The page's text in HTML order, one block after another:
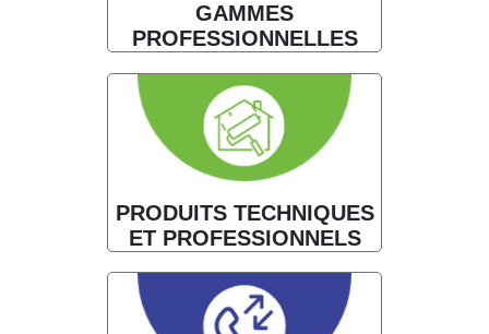
GAMMES
PROFESSIONNELLES
PRODUITS TECHNIQUES
ET PROFESSIONNELS